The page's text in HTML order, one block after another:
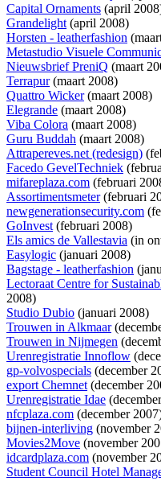
Capital Ornaments (april
Grandelight(april 2008)
Horsten - leatherfashion
Metastudio Visuele
Nieuwsbrief PreniQ (maart
Terrapur(maart 2008)
Quattro Wicker(maart 2008)
Elegrande (maart 2008)
Viba Colora (maart 2008)
Guru Buddah (maart 2008)
Attrapereves.net (redesign)
Facedo GevelTechniek
mifareplaza.com (februari
Assortimentsmeter(februari
newgenerationsecurity.com
GoInvest(februari 2008)
Els amics de Vallestavia (in
Easylogic (januari 2008)
Bagstage - leatherfashion
Lectoraat Centre for
2008)
Studio Dubio (januari 2008)
Trouwen in Alkmaar
Trouwen in Nijmegen
Urenregistratie Innoflow
gp-volvospecials (december
export Chemnet(december
Urenregistratie Idae
nfcplaza.com (december
bijnen-interliving (november
Movies2Move (november
idcardplaza.com (november
Student Council Hotel